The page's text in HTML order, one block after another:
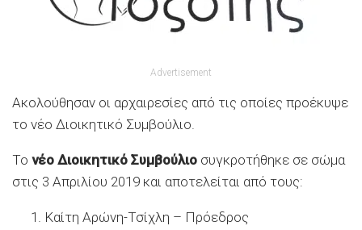
Advertisement
Ακολούθησαν οι αρχαιρεσίες από τις οποίες προέκυψε
το νέο Διοικητικό Συμβούλιο.
Το νέο Διοικητικό Συμβούλιο συγκροτήθηκε σε σώμα
στις 3 Απριλίου 2019 και αποτελείται από τους:
Καίτη Αρώνη-Τσίχλη – Πρόεδρος